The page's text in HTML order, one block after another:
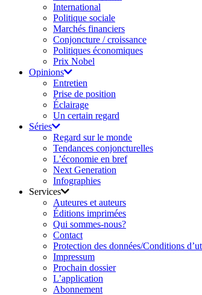
International
Politique sociale
Marchés financiers
Conjoncture / croissance
Politiques économiques
Prix Nobel
Opinions
Entretien
Prise de position
Éclairage
Un certain regard
Séries
Regard sur le monde
Tendances conjoncturelles
L’économie en bref
Next Generation
Infographies
Services
Auteures et auteurs
Éditions imprimées
Qui sommes-nous?
Contact
Protection des données/Conditions
Impressum
Prochain dossier
L’application
Abonnement